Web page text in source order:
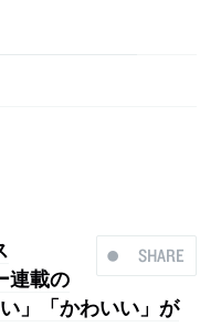
SHARE
連載の
」「かわいい」が